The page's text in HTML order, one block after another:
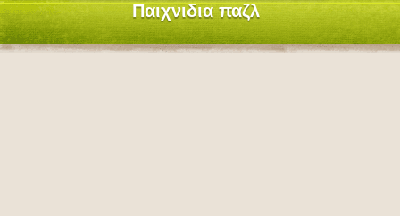
Παιχνιδια παζλ